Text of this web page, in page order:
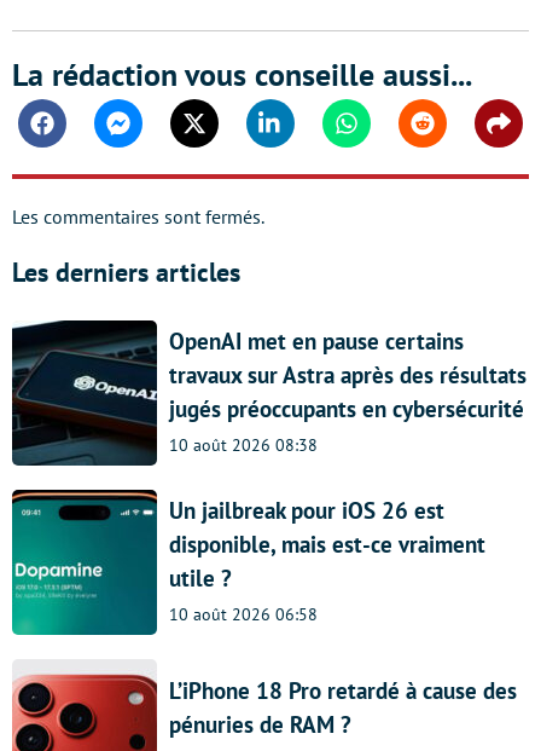
La rédaction vous conseille aussi...
FacebookMessengerTwitter Linkedin WhatsappReddit
Les commentaires sont fermés.
Les derniers articles
OpenAI met en pause certains
travaux sur Astra après des résultats
jugés préoccupants en cybersécurité
10 août 2026 08:38
Un jailbreak pour iOS 26 est
disponible, mais est-ce vraiment
utile ?
10 août 2026 06:58
L’iPhone 18 Pro retardé à cause des
pénuries de RAM ?